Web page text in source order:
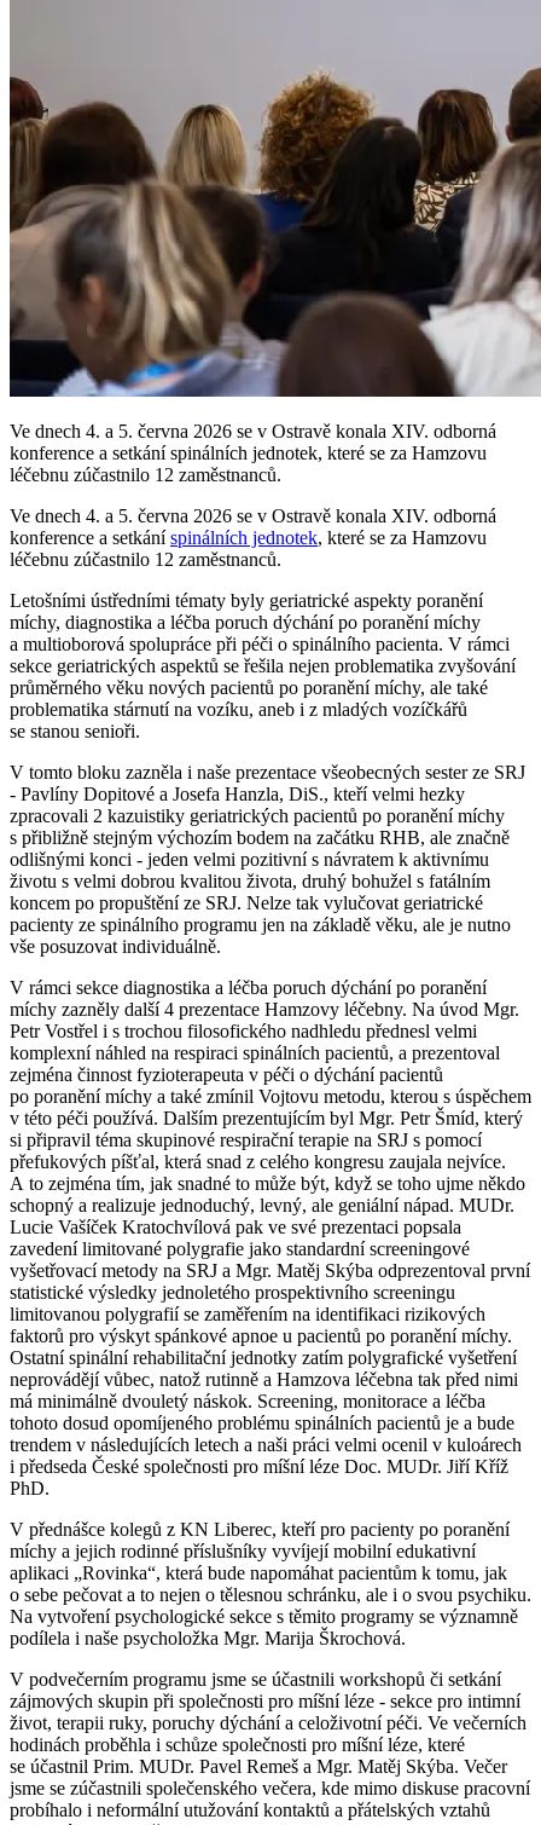
Ve dnech 4. a 5. června 2026 se v Ostravě konala XIV. odborná
konference a setkání spinálních jednotek, které se za Hamzovu
léčebnu zúčastnilo 12 zaměstnanců.
Ve dnech 4. a 5. června 2026 se v Ostravě konala XIV. odborná
konference a setkáníspinálních jednotek, které se za Hamzovu
léčebnu zúčastnilo 12 zaměstnanců.
Letošními ústředními tématy byly geriatrické aspekty poranění
míchy, diagnostika a léčba poruch dýchání po poranění míchy
a multioborová spolupráce při péči o spinálního pacienta. V rámci
sekce geriatrických aspektů se řešila nejen problematika zvyšování
průměrného věku nových pacientů po poranění míchy, ale také
problematika stárnutí na vozíku, aneb i z mladých vozíčkářů
se stanou senioři.
V tomto bloku zazněla i naše prezentace všeobecných sester ze SRJ
- Pavlíny Dopitové a Josefa Hanzla, DiS., kteří velmi hezky
zpracovali 2 kazuistiky geriatrických pacientů po poranění míchy
s přibližně stejným výchozím bodem na začátku RHB, ale značně
odlišnými konci - jeden velmi pozitivní s návratem k aktivnímu
životu s velmi dobrou kvalitou života, druhý bohužel s fatálním
koncem po propuštění ze SRJ. Nelze tak vylučovat geriatrické
pacienty ze spinálního programu jen na základě věku, ale je nutno
vše posuzovat individuálně.
V rámci sekce diagnostika a léčba poruch dýchání po poranění
míchy zazněly další 4 prezentace Hamzovy léčebny. Na úvod Mgr.
Petr Vostřel i s trochou filosofického nadhledu přednesl velmi
komplexní náhled na respiraci spinálních pacientů, a prezentoval
zejména činnost fyzioterapeuta v péči o dýchání pacientů
po poranění míchy a také zmínil Vojtovu metodu, kterou s úspěchem
v této péči používá. Dalším prezentujícím byl Mgr. Petr Šmíd, který
si připravil téma skupinové respirační terapie na SRJ s pomocí
přefukových píšťal, která snad z celého kongresu zaujala nejvíce.
A to zejména tím, jak snadné to může být, když se toho ujme někdo
schopný a realizuje jednoduchý, levný, ale geniální nápad. MUDr.
Lucie Vašíček Kratochvílová pak ve své prezentaci popsala
zavedení limitované polygrafie jako standardní screeningové
vyšetřovací metody na SRJ a Mgr. Matěj Skýba odprezentoval první
statistické výsledky jednoletého prospektivního screeningu
limitovanou polygrafií se zaměřením na identifikaci rizikových
faktorů pro výskyt spánkové apnoe u pacientů po poranění míchy.
Ostatní spinální rehabilitační jednotky zatím polygrafické vyšetření
neprovádějí vůbec, natož rutinně a Hamzova léčebna tak před nimi
má minimálně dvouletý náskok. Screening, monitorace a léčba
tohoto dosud opomíjeného problému spinálních pacientů je a bude
trendem v následujících letech a naši práci velmi ocenil v kuloárech
i předseda České společnosti pro míšní léze Doc. MUDr. Jiří Kříž
PhD.
V přednášce kolegů z KN Liberec, kteří pro pacienty po poranění
míchy a jejich rodinné příslušníky vyvíjejí mobilní edukativní
aplikaci „Rovinka“, která bude napomáhat pacientům k tomu, jak
o sebe pečovat a to nejen o tělesnou schránku, ale i o svou psychiku.
Na vytvoření psychologické sekce s těmito programy se významně
podílela i naše psycholožka Mgr. Marija Škrochová.
V podvečerním programu jsme se účastnili workshopů či setkání
zájmových skupin při společnosti pro míšní léze - sekce pro intimní
život, terapii ruky, poruchy dýchání a celoživotní péči. Ve večerních
hodinách proběhla i schůze společnosti pro míšní léze, které
se účastnil Prim. MUDr. Pavel Remeš a Mgr. Matěj Skýba. Večer
jsme se zúčastnili společenského večera, kde mimo diskuse pracovní
probíhalo i neformální utužování kontaktů a přátelských vztahů